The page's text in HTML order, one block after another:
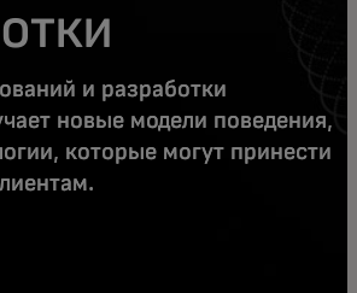
и разработки
новые модели поведения,
которые могут принести